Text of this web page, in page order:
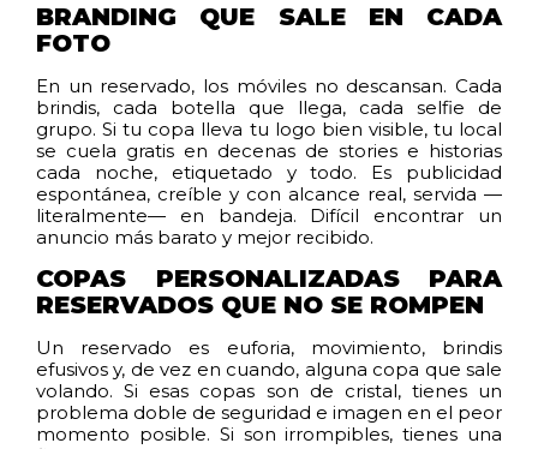
BRANDING QUE SALE EN CADA
FOTO
En un reservado, los móviles no descansan. Cada
brindis, cada botella que llega, cada selfie de
grupo. Si tu copa lleva tu logo bien visible, tu local
se cuela gratis en decenas de stories e historias
cada noche, etiquetado y todo. Es publicidad
espontánea, creíble y con alcance real, servida —
literalmente— en bandeja. Difícil encontrar un
anuncio más barato y mejor recibido.
COPAS PERSONALIZADAS PARA
RESERVADOS QUE NO SE ROMPEN
Un reservado es euforia, movimiento, brindis
efusivos y, de vez en cuando, alguna copa que sale
volando. Si esas copas son de cristal, tienes un
problema doble de seguridad e imagen en el peor
momento posible. Si son irrompibles, tienes una